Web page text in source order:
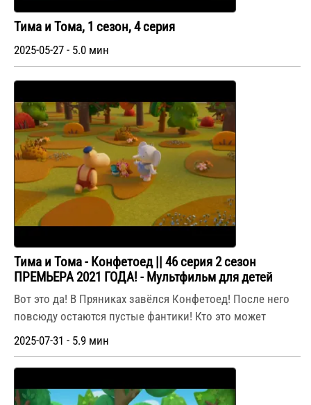
Тима и Тома, 1 сезон, 4 серия
2025-05-27 - 5.0 мин
Тима и Тома - Конфетоед || 46 серия 2 сезон
ПРЕМЬЕРА 2021 ГОДА! - Мультфильм для детей
Вот это да! В Пряниках завёлся Конфетоед! После него
повсюду остаются пустые фантики! Кто это может
2025-07-31 - 5.9 мин